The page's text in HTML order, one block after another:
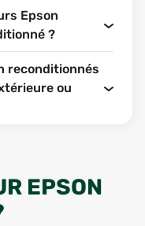
Epson
?
reconditionnés
ou
EPSON